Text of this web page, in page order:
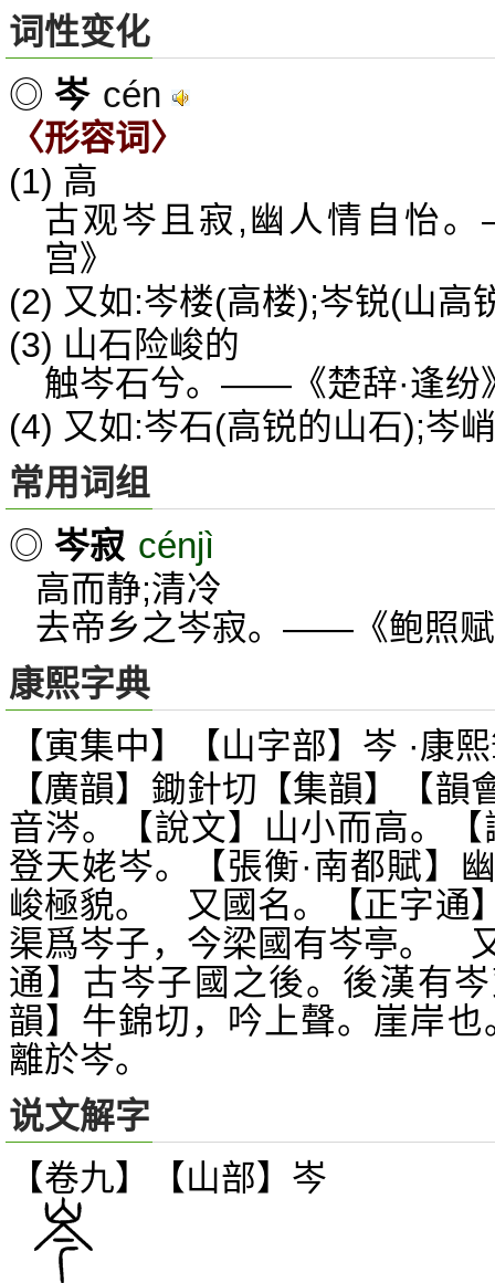
词性变化
◎ 岑 cén
〈形容词〉
(1) 高
古观岑且寂,幽人情自怡
宫》
(2) 又如:岑楼(高楼);岑锐(山高
(3) 山石险峻的
触岑石兮。——《楚辞·逢纷
(4) 又如:岑石(高锐的山石);岑
常用词组
◎ 岑寂 cénjì
高而静;清冷
去帝乡之岑寂。——《鲍照
康熙字典
【寅集中】【山字部】岑 ·康
【廣韻】鋤針切【集韻】【韻
音涔。【說文】山小而高。
登天姥岑。【張衡·南都賦】
峻極貌。 又國名。【正字通
渠爲岑子，今梁國有岑亭。
通】古岑子國之後。後漢有
韻】牛錦切，吟上聲。崖岸
離於岑。
说文解字
【卷九】【山部】 岑